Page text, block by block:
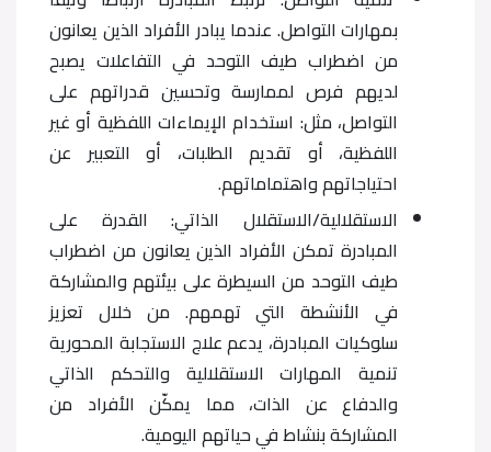
بمهارات التواصل. عندما يبادر الأفراد الذين يعانون
من اضطراب طيف التوحد في التفاعلات يصبح
لديهم فرص لممارسة وتحسين قدراتهم على
التواصل، مثل: استخدام الإيماءات اللفظية أو غير
اللفظية، أو تقديم الطلبات، أو التعبير عن
احتياجاتهم واهتماماتهم.
الاستقلالية/الاستقلال الذاتي: القدرة على
المبادرة تمكن الأفراد الذين يعانون من اضطراب
طيف التوحد من السيطرة على بيئتهم والمشاركة
في الأنشطة التي تهمهم. من خلال تعزيز
سلوكيات المبادرة، يدعم علاج الاستجابة المحورية
تنمية المهارات الاستقلالية والتحكم الذاتي
والدفاع عن الذات، مما يمكّن الأفراد من
المشاركة بنشاط في حياتهم اليومية.